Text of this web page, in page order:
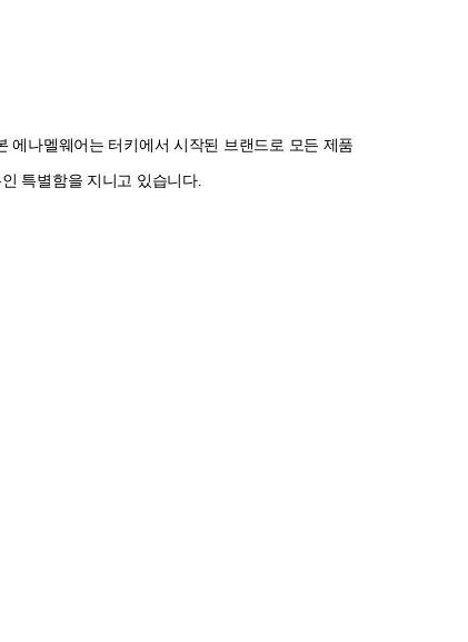
에나멜웨어는 터키에서 시작된 브랜드로 모든 제품
특별함을 지니고 있습니다.